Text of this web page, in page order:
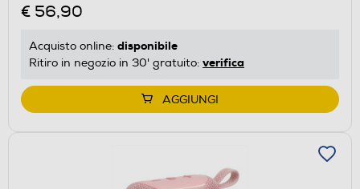
€ 56,90
Acquisto online: disponibile
Ritiro in negozio in 30' gratuito: verifica
AGGIUNGI